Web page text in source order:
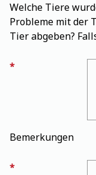
Welche Tiere
Probleme mit der
Tier abgeben?
Welche Tiere
Bemerkungen
Bemerkungen